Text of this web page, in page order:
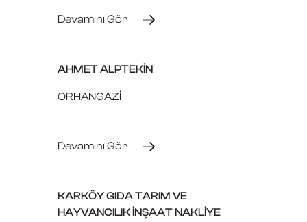
Devamını Gör
AHMET ALPTEKİN
ORHANGAZİ
Devamını Gör
KARKÖY GIDA TARIM VE
HAYVANCILIK İNŞAAT NAKLİYE